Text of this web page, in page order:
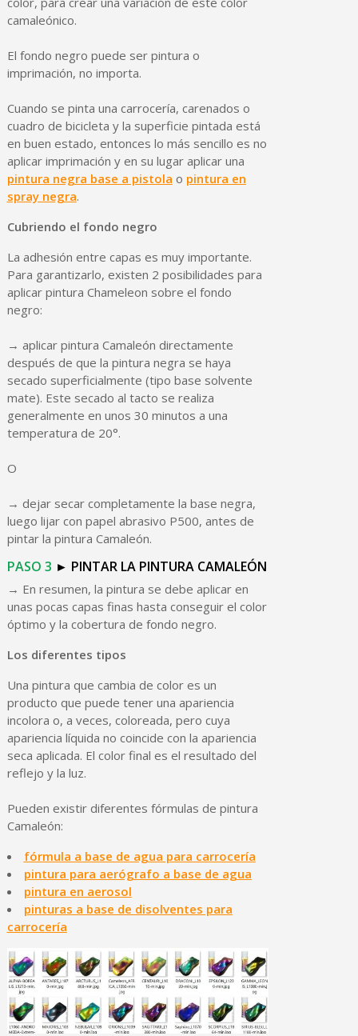
camaleónico.
El fondo negro puede ser pintura o
imprimación, no importa.
Cuando se pinta una carrocería, carenados o
cuadro de bicicleta y la superficie pintada está
en buen estado, entonces lo más sencillo es no
aplicar imprimación y en su lugar aplicar una
pintura negra base a pistola o pintura en
spray negra.
Cubriendo el fondo negro
La adhesión entre capas es muy importante.
Para garantizarlo, existen 2 posibilidades para
aplicar pintura Chameleon sobre el fondo
negro:
→ aplicar pintura Camaleón directamente
después de que la pintura negra se haya
secado superficialmente (tipo base solvente
mate). Este secado al tacto se realiza
generalmente en unos 30 minutos a una
temperatura de 20°.
O
→ dejar secar completamente la base negra,
luego lijar con papel abrasivo P500, antes de
pintar la pintura Camaleón.
PASO 3 ► PINTAR LA PINTURA CAMALEÓN
→ En resumen, la pintura se debe aplicar en
unas pocas capas finas hasta conseguir el color
óptimo y la cobertura de fondo negro.
Los diferentes tipos
Una pintura que cambia de color es un
producto que puede tener una apariencia
incolora o, a veces, coloreada, pero cuya
apariencia líquida no coincide con la apariencia
seca aplicada. El color final es el resultado del
reflejo y la luz.
Pueden existir diferentes fórmulas de pintura
Camaleón:
fórmula a base de agua para carrocería
pintura para aerógrafo a base de agua
pintura en aerosol
pinturas a base de disolventes para
carrocería